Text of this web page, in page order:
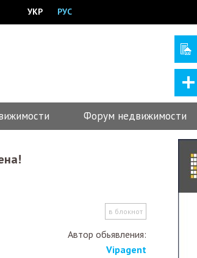
УКР РУС
Форум недвижимости
в блокнот
Автор обьявления:
Vipagent